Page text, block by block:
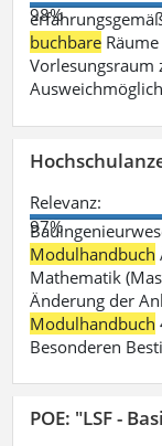
98%
buchbare
Relevanz:
97%
Modulhandbuch
Mathematik
Änderung der
Modulhandbuch
Besonderen
POE: "LSF -